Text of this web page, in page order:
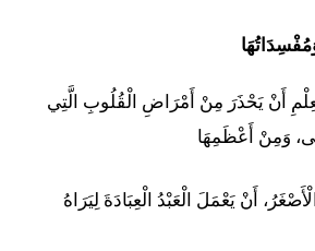
أَنْ يَحْذَرَ مِنْ أَمْرَاضِ الْقُلُوبِ الَّتِي
وَمِنْ أَعْظَمِهَا
أَنْ يَعْمَلَ الْعَبْدُ الْعِبَادَةَ لِيَرَاهُ